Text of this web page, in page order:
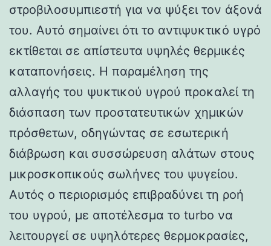
στροβιλοσυμπιεστή για να ψύξει τον άξονά
του. Αυτό σημαίνει ότι το αντιψυκτικό υγρό
εκτίθεται σε απίστευτα υψηλές θερμικές
καταπονήσεις. Η παραμέληση της
αλλαγής του ψυκτικού υγρού προκαλεί τη
διάσπαση των προστατευτικών χημικών
πρόσθετων, οδηγώντας σε εσωτερική
διάβρωση και συσσώρευση αλάτων στους
μικροσκοπικούς σωλήνες του ψυγείου.
Αυτός ο περιορισμός επιβραδύνει τη ροή
του υγρού, με αποτέλεσμα το turbo να
λειτουργεί σε υψηλότερες θερμοκρασίες,